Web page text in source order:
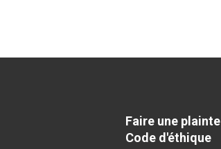
Faire une plainte
Code d'éthique